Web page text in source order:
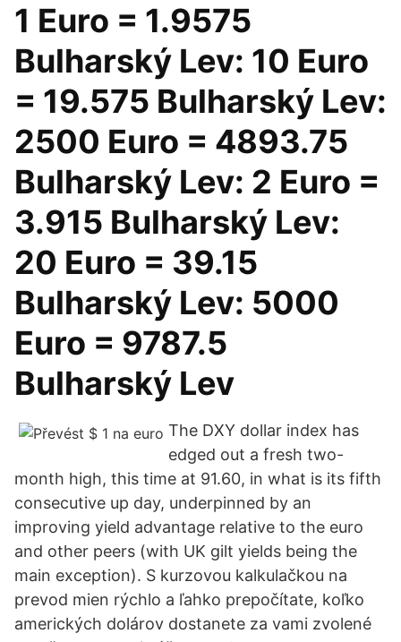
1 Euro = 1.9575
Bulharský Lev: 10 Euro
= 19.575 Bulharský Lev:
2500 Euro = 4893.75
Bulharský Lev: 2 Euro =
3.915 Bulharský Lev:
20 Euro = 39.15
Bulharský Lev: 5000
Euro = 9787.5
Bulharský Lev
The DXY dollar index has
edged out a fresh two-
month high, this time at 91.60, in what is its fifth
consecutive up day, underpinned by an
improving yield advantage relative to the euro
and other peers (with UK gilt yields being the
main exception). S kurzovou kalkulačkou na
prevod mien rýchlo a ľahko prepočítate, koľko
amerických dolárov dostanete za vami zvolené